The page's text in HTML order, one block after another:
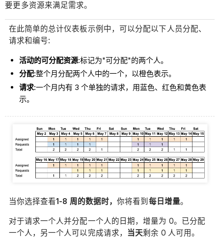
要更多资源来满足需求。
在此简单的总计仪表板示例中，可以分配以下人员分配、
请求和编号:
活动的可分配资源:标记为"可分配"的两个人。
分配:整个月分配两个人中的一个，以橙色表示。
请求:一个月内有 3 个单独的请求，用蓝色、红色和黄色表
示。
当你选择查看1-8 周的数据时，你将看到 每日增量。
对于请求一个人并分配一个人的日期，增量为 0。已分配
一个人，另一个人可以完成请求，
当天剩余 0 人可用。